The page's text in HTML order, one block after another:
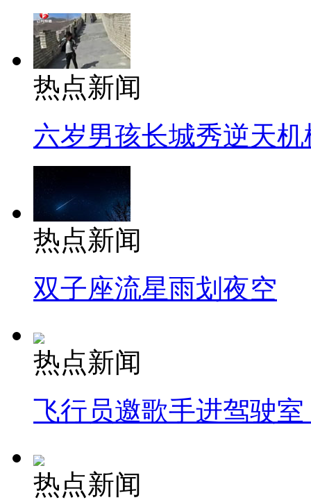
热点新闻
六岁男孩长城秀逆天机
热点新闻
双子座流星雨划夜空
热点新闻
飞行员邀歌手进驾驶
热点新闻